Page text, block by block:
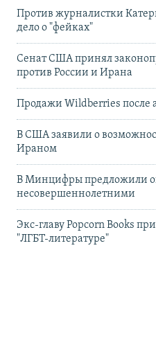
Против журналистки
дело о "фейках"
Сенат США принял
против России и Ирана
Продажи Wildberries после
В США заявили о
Ираном
В Минцифры предложили
несовершеннолетними
Экс-главу Popcorn Books
"ЛГБТ‑литературе"